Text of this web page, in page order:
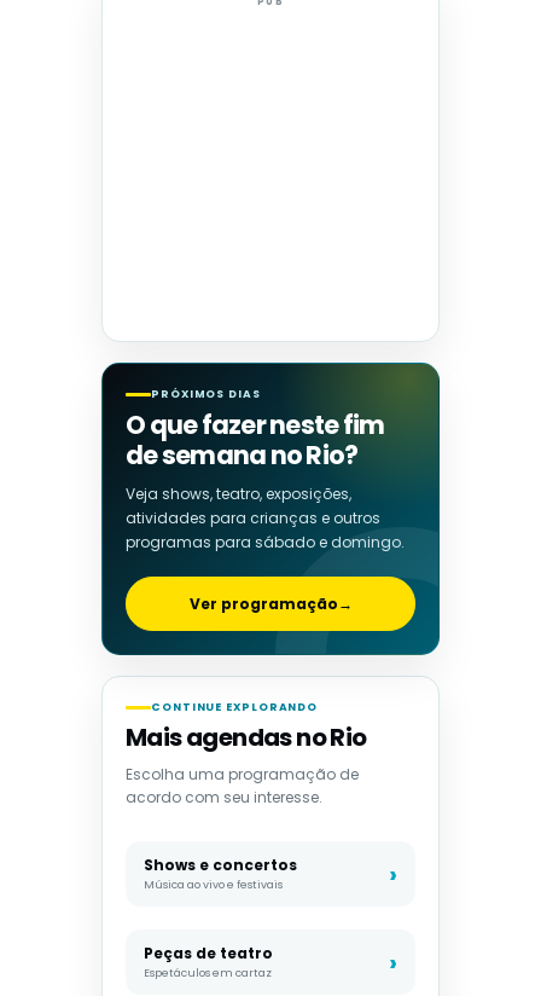
PRÓXIMOS DIAS
O que fazer neste fim
de semana no Rio?
Veja shows, teatro, exposições,
atividades para crianças e outros
programas para sábado e domingo.
Ver programação→
CONTINUE EXPLORANDO
Mais agendas no Rio
Escolha uma programação de
acordo com seu interesse.
Shows e concertos
Música ao vivo e festivais
Peças de teatro
Espetáculos em cartaz